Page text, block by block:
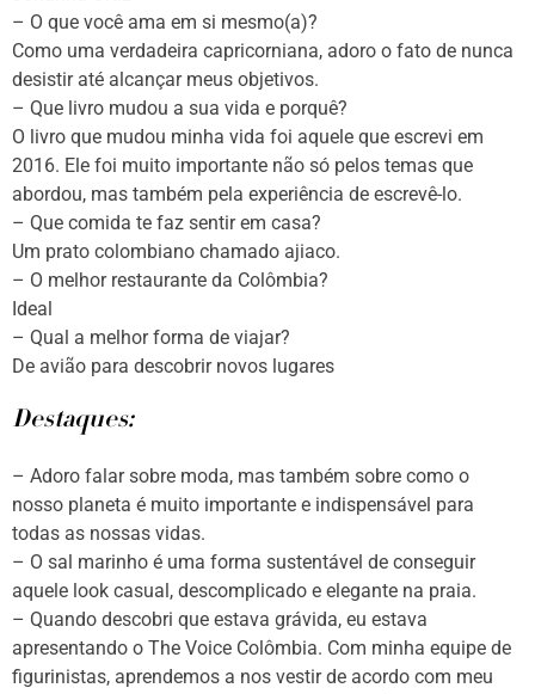
– O que você ama em si mesmo(a)?
Como uma verdadeira capricorniana, adoro o fato de nunca
desistir até alcançar meus objetivos.
– Que livro mudou a sua vida e porquê?
O livro que mudou minha vida foi aquele que escrevi em
2016. Ele foi muito importante não só pelos temas que
abordou, mas também pela experiência de escrevê-lo.
– Que comida te faz sentir em casa?
Um prato colombiano chamado ajiaco.
– O melhor restaurante da Colômbia?
Ideal
– Qual a melhor forma de viajar?
De avião para descobrir novos lugares
Destaques:
– Adoro falar sobre moda, mas também sobre como o
nosso planeta é muito importante e indispensável para
todas as nossas vidas.
– O sal marinho é uma forma sustentável de conseguir
aquele look casual, descomplicado e elegante na praia.
– Quando descobri que estava grávida, eu estava
apresentando o The Voice Colômbia. Com minha equipe de
figurinistas, aprendemos a nos vestir de acordo com meu